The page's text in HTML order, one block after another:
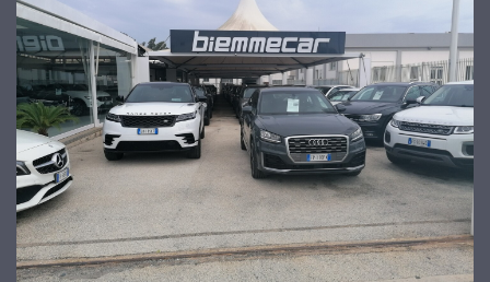
scelte
in
qualsiasi
momento.
Cookie necessari